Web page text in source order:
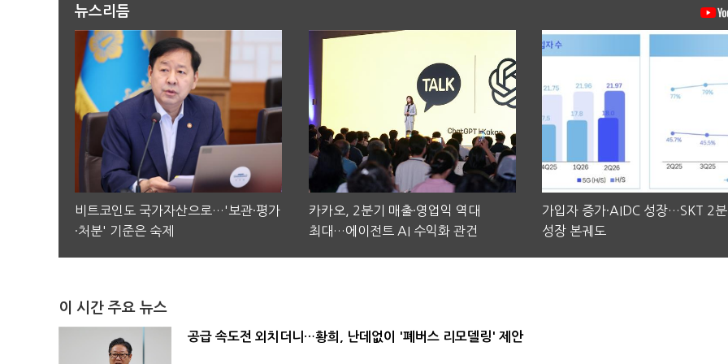
뉴스리듬
비트코인도 국가자산으로…'보관·평가
·처분' 기준은 숙제
카카오, 2분기 매출·영업익 역대
최대…에이전트 AI 수익화 관건
가입자 증가·AIDC 성장…SKT 2
성장 본궤도
이 시간 주요 뉴스
공급 속도전 외치더니…황희, 난데없이 '폐버스 리모델링' 제안